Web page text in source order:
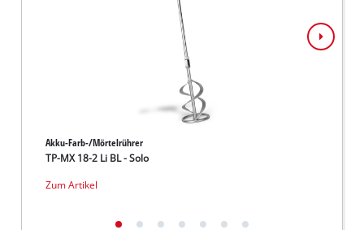
Akku-Farb-/Mörtelrührer
TP-MX 18-2 Li BL - Solo
Zum Artikel